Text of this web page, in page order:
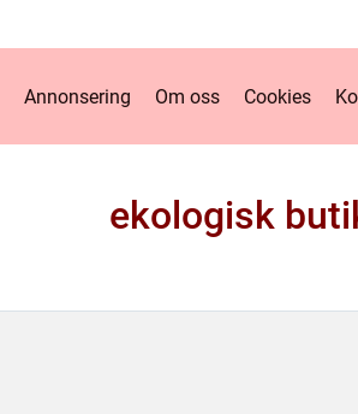
Annonsering Om oss Cookies
ekologisk